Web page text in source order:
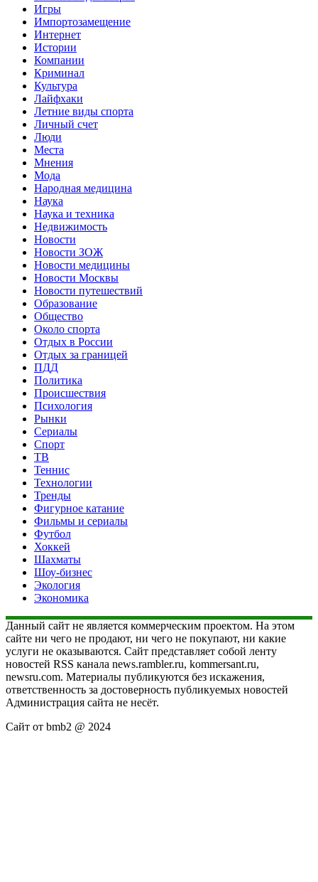
Игры
Импортозамещение
Интернет
Истории
Компании
Криминал
Культура
Лайфхаки
Летние виды спорта
Личный счет
Люди
Места
Мнения
Мода
Народная медицина
Наука
Наука и техника
Недвижимость
Новости
Новости ЗОЖ
Новости медицины
Новости Москвы
Новости путешествий
Образование
Общество
Около спорта
Отдых в России
Отдых за границей
ПДД
Политика
Происшествия
Психология
Рынки
Сериалы
Спорт
ТВ
Теннис
Технологии
Тренды
Фигурное катание
Фильмы и сериалы
Футбол
Хоккей
Шахматы
Шоу-бизнес
Экология
Экономика
Данный сайт не является коммерческим проектом. На этом
сайте ни чего не продают, ни чего не покупают, ни какие
услуги не оказываются. Сайт представляет собой ленту
новостей RSS канала news.rambler.ru, kommersant.ru,
newsru.com. Материалы публикуются без искажения,
ответственность за достоверность публикуемых новостей
Администрация сайта не несёт.
Сайт от bmb2 @ 2024